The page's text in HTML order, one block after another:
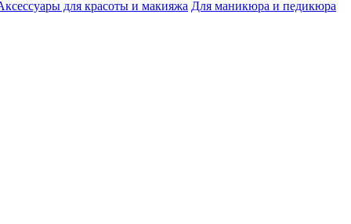
для красоты и макияжа Для маникюра и педикюра